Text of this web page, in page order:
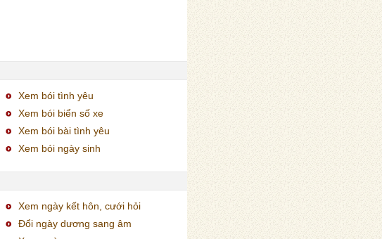
Xem bói tình yêu
Xem bói biển số xe
Xem bói bài tình yêu
Xem bói ngày sinh
Xem ngày kết hôn, cưới hỏi
Đổi ngày dương sang âm